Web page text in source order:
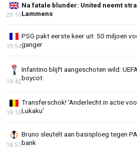
Na fatale blunder: United neemt
Lammens
20:10
PSG pakt eerste keer uit: 50 miljoen
ganger
19:54
Infantino blijft aangeschoten wild:
boycot
19:42
Transferschok! 'Anderlecht in actie
Lukaku'
19:13
Bruno sleutelt aan basisploeg tegen
bank
18:51